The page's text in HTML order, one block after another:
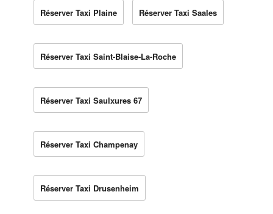
Réserver Taxi Plaine Réserver Taxi Saales
Réserver Taxi Saint-Blaise-La-Roche
Réserver Taxi Saulxures 67
Réserver Taxi Champenay
Réserver Taxi Drusenheim